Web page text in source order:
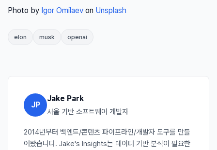
Photo by Igor Omilaev on Unsplash
elon musk openai
JP
Jake Park
서울 기반 소프트웨어 개발자
2014년부터 백엔드/콘텐츠 파이프라인/개발자 도구를 만들
어왔습니다. Jake's Insights는 데이터 기반 분석이 필요한